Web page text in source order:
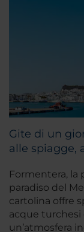
Gite di un
alle spiagge,
Formentera, la
paradiso del
cartolina offre
acque
un’atmosfera